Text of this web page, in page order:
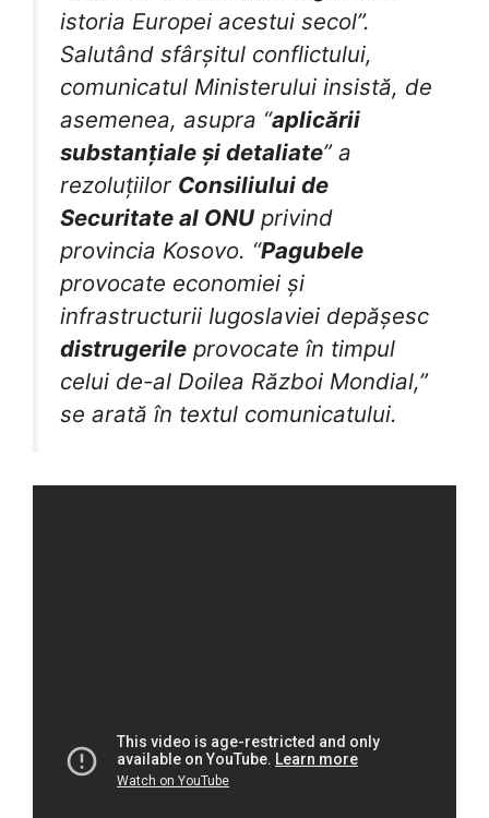
istoria Europei acestui secol”.
Salutând sfârșitul conflictului,
comunicatul Ministerului insistă, de
asemenea, asupra “aplicării
substanțiale și detaliate” a
rezoluțiilor Consiliului de
Securitate al ONU privind
provincia Kosovo. “Pagubele
provocate economiei și
infrastructurii Iugoslaviei depășesc
distrugerile provocate în timpul
celui de-al Doilea Război Mondial,”
se arată în textul comunicatului.